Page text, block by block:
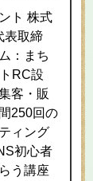
ト 株式
取締
：まち
RC設
客・販
250回の
ィング
初心者
う講座